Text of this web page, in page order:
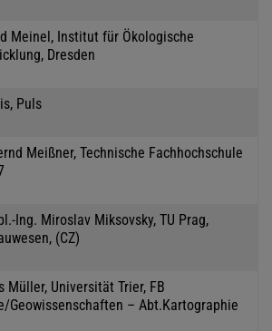
Meinel, Institut für Ökologische
Dresden
Puls
Meißner, Technische Fachhochschule
Ing. Miroslav Miksovsky, TU Prag,
(CZ)
Müller, Universität Trier, FB
Geowissenschaften – Abt.Kartographie